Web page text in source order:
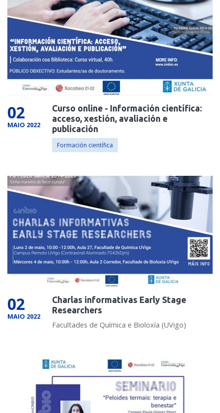
02
MAIO 2022
Curso online - Información científica:
acceso, xestión, avaliación e
publicación
Formación científica
02
MAIO 2022
Charlas informativas Early Stage
Researchers
Facultades de Química e Bioloxía (UVigo)